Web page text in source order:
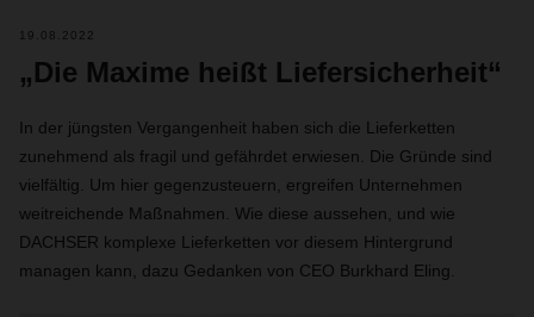
19.08.2022
„Die Maxime heißt Liefersicherheit“
In der jüngsten Vergangenheit haben sich die Lieferketten
zunehmend als fragil und gefährdet erwiesen. Die Gründe sind
vielfältig. Um hier gegenzusteuern, ergreifen Unternehmen
weitreichende Maßnahmen. Wie diese aussehen, und wie
DACHSER komplexe Lieferketten vor diesem Hintergrund
managen kann, dazu Gedanken von CEO Burkhard Eling.